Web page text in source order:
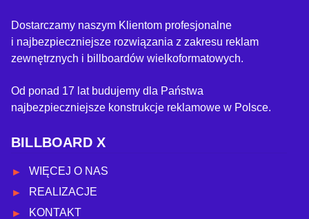
Dostarczamy naszym Klientom profesjonalne
i najbezpieczniejsze rozwiązania z zakresu reklam
zewnętrznych i billboardów wielkoformatowych.
Od ponad 17 lat budujemy dla Państwa
najbezpieczniejsze konstrukcje reklamowe w Polsce.
BILLBOARD X
WIĘCEJ O NAS
REALIZACJE
KONTAKT